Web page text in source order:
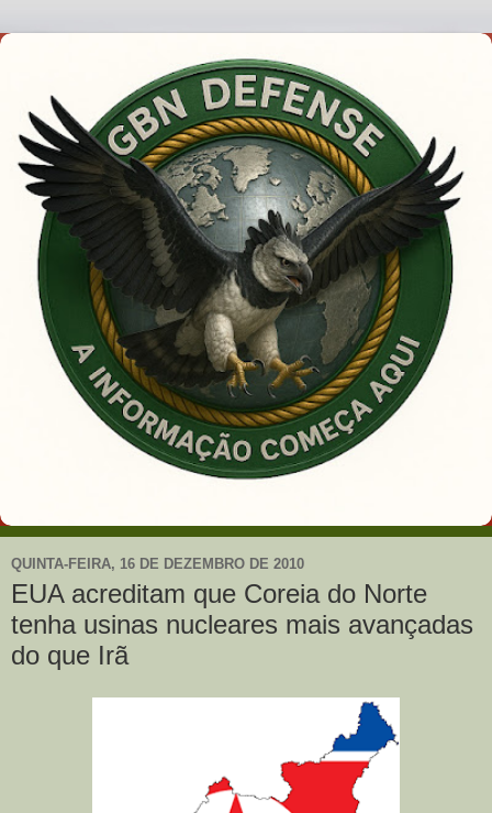
QUINTA-FEIRA, 16 DE DEZEMBRO DE 2010
EUA acreditam que Coreia do Norte
tenha usinas nucleares mais avançadas
do que Irã